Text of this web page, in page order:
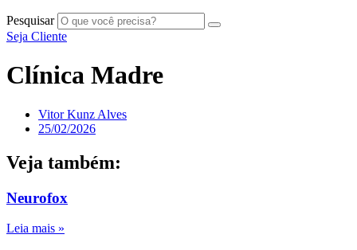
Pesquisar
Seja Cliente
Clínica Madre
Vitor Kunz Alves
25/02/2026
Veja também:
Neurofox
Leia mais »